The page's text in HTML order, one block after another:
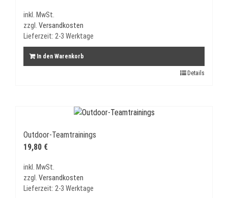
inkl. MwSt.
zzgl. Versandkosten
Lieferzeit: 2-3 Werktage
In den Warenkorb
Details
Outdoor-Teamtrainings
19,80 €
inkl. MwSt.
zzgl. Versandkosten
Lieferzeit: 2-3 Werktage